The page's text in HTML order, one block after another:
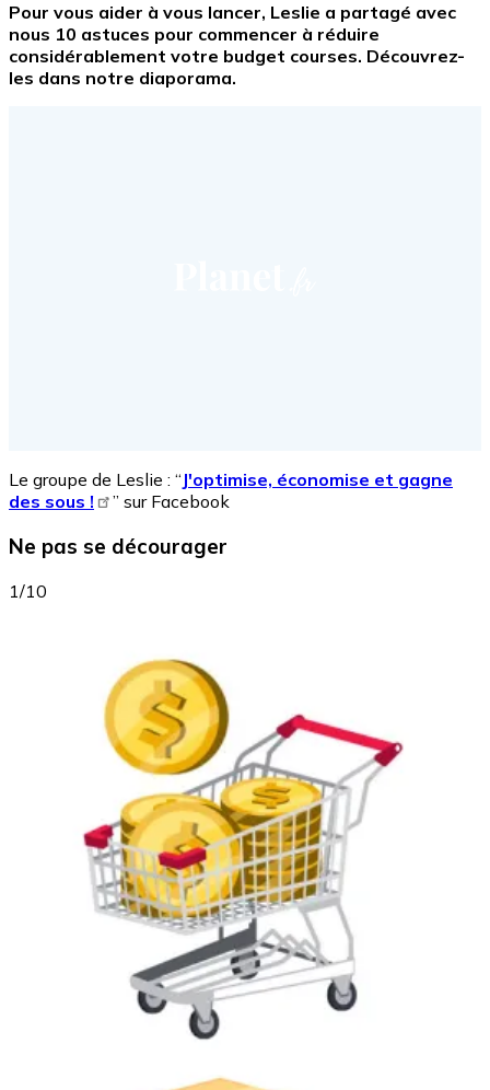
Pour vous aider à vous lancer, Leslie a partagé avec
nous 10 astuces pour commencer à réduire
considérablement votre budget courses. Découvrez-
les dans notre diaporama.
Le groupe de Leslie : “ J'optimise, économise et gagne
des sous !
” sur Facebook
Ne pas se décourager
1/10